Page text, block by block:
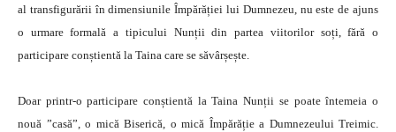
al transfigurării în dimensiunile Împărăției lui Dumnezeu, nu este de ajuns
o urmare formală a tipicului Nunții din partea viitorilor soți, fără o
participare conștientă la Taina care se săvârșește.
Doar printr-o participare conștientă la Taina Nunții se poate întemeia o
nouă ”casă”, o mică Biserică, o mică Împărăție a Dumnezeului Treimic.